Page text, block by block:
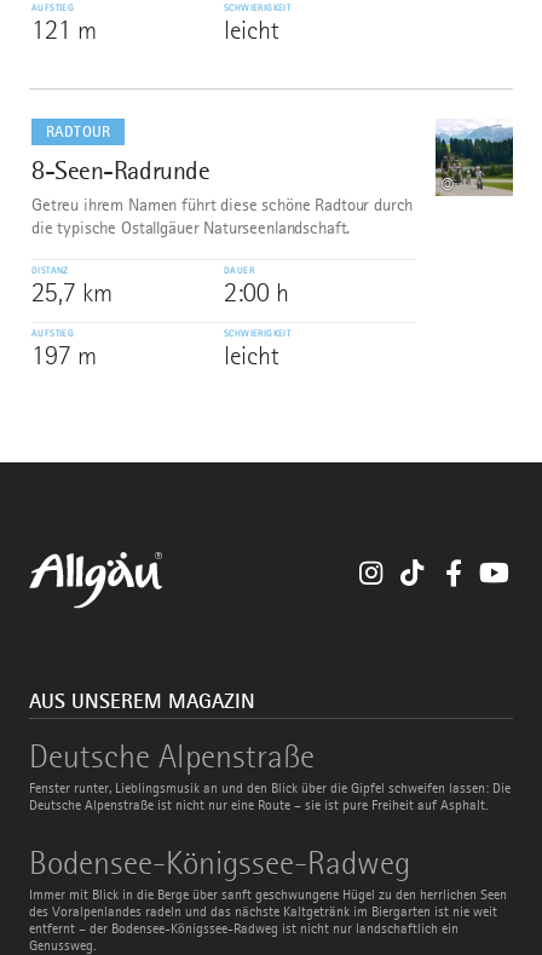
AUFSTIEG
121 m
SCHWIERIGKEIT
leicht
RADTOUR
10
8-Seen-Radrunde
©
Getreu ihrem Namen führt diese schöne Radtour durch
die typische Ostallgäuer Naturseenlandschaft.
DISTANZ
25,7 km
DAUER
2:00 h
AUFSTIEG
197 m
SCHWIERIGKEIT
leicht
dazu
InstagramTikTok
AUS UNSEREM MAGAZIN
Deutsche Alpenstraße
Fenster runter, Lieblingsmusik an und den Blick über die Gipfel schweifen lassen: Die
Deutsche Alpenstraße ist nicht nur eine Route – sie ist pure Freiheit auf Asphalt.
Deutsche
Alpenstraße
Bodensee-Königssee-Radweg
Immer mit Blick in die Berge über sanft geschwungene Hügel zu den herrlichen Seen
des Voralpenlandes radeln und das nächste Kaltgetränk im Biergarten ist nie weit
entfernt – der Bodensee-Königssee-Radweg ist nicht nur landschaftlich ein
Genussweg.
Bodensee-
Königssee-
Radweg